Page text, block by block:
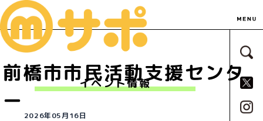
前橋市市民活動支援センタ
ー
サ
イベント情報
2026年05月16日